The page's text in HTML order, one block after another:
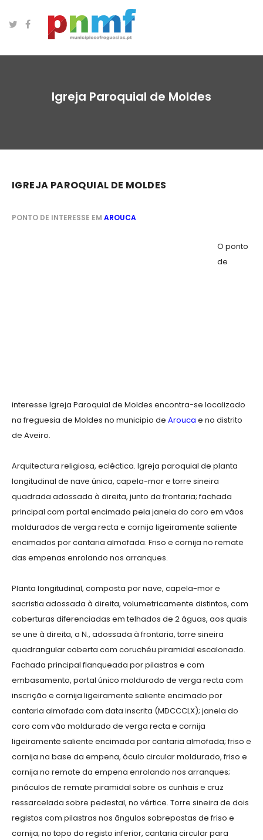
Igreja Paroquial de Moldes
IGREJA PAROQUIAL DE MOLDES
PONTO DE INTERESSE EM AROUCA
O ponto
de
interesse Igreja Paroquial de Moldes encontra-se localizado
na freguesia de Moldes no municipio de Arouca e no distrito
de Aveiro.
Arquitectura religiosa, ecléctica. Igreja paroquial de planta
longitudinal de nave única, capela-mor e torre sineira
quadrada adossada à direita, junto da frontaria; fachada
principal com portal encimado pela janela do coro em vãos
moldurados de verga recta e cornija ligeiramente saliente
encimados por cantaria almofada. Friso e cornija no remate
das empenas enrolando nos arranques.
Planta longitudinal, composta por nave, capela-mor e
sacristia adossada à direita, volumetricamente distintos, com
coberturas diferenciadas em telhados de 2 águas, aos quais
se une à direita, a N., adossada à frontaria, torre sineira
quadrangular coberta com coruchéu piramidal escalonado.
Fachada principal flanqueada por pilastras e com
embasamento, portal único moldurado de verga recta com
inscrição e cornija ligeiramente saliente encimado por
cantaria almofada com data inscrita (MDCCCLX); janela do
coro com vão moldurado de verga recta e cornija
ligeiramente saliente encimada por cantaria almofada; friso e
cornija na base da empena, óculo circular moldurado, friso e
cornija no remate da empena enrolando nos arranques;
pináculos de remate piramidal sobre os cunhais e cruz
ressarcelada sobre pedestal, no vértice. Torre sineira de dois
registos com pilastras nos ângulos sobrepostas de friso e
cornija; no topo do registo inferior, cantaria circular para